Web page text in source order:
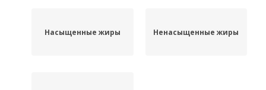
Насыщенные жиры Ненасыщенные жиры